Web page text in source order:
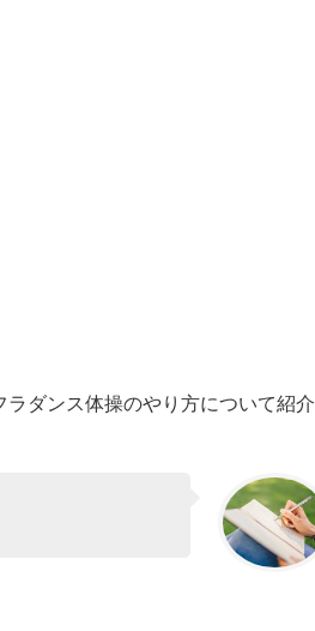
ダンス体操のやり方について紹介